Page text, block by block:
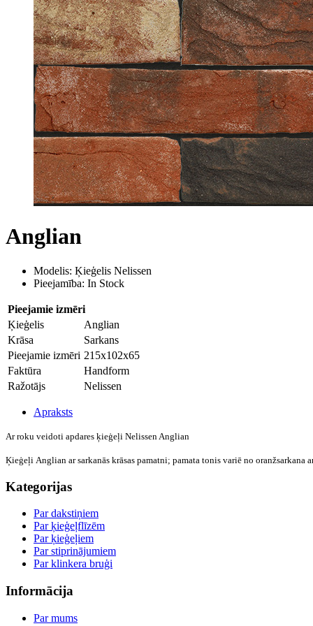
Anglian
Modelis: Ķieģelis Nelissen
Pieejamība: In Stock
Pieejamie izmēri
Ķieģelis
Anglian
Krāsa
Sarkans
Pieejamie izmēri 215x102x65
Faktūra
Handform
Ražotājs
Nelissen
Apraksts
Ar roku veidoti apdares ķieģeļi Nelissen Anglian
Ķieģeļi Anglian ar sarkanās krāsas pamatni; pamata tonis variē no
Kategorijas
Par dakstiņiem
Par ķieģeļflīzēm
Par ķieģeļiem
Par stiprinājumiem
Par klinkera bruģi
Informācija
Par mums